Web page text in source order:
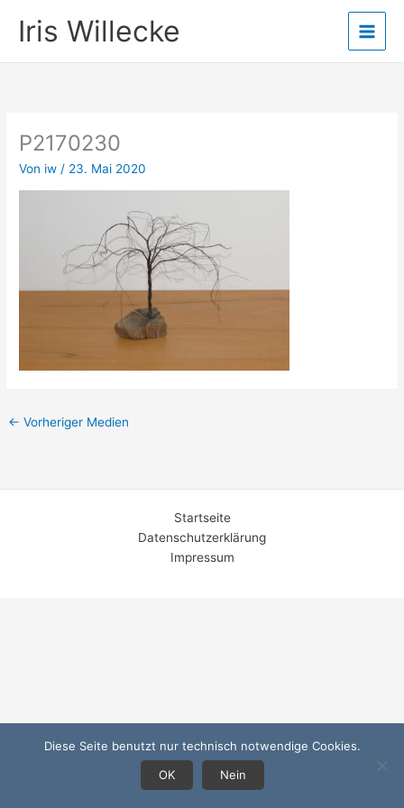
InhaltIris Willecke
P2170230
Von iw / 23. Mai 2020
← Vorheriger Medien
Startseite
Datenschutzerklärung
Impressum
Diese Seite benutzt nur technisch notwendige Cookies.
OK
Nein